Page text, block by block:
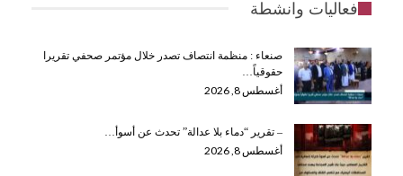
فعاليات وانشطة
صنعاء : منظمة انتصاف تصدر خلال مؤتمر صحفي تقريرا
حقوقياً…
أغسطس 8, 2026
– تقرير “دماء بلا عدالة” تحدث عن أسوأ…
أغسطس 8, 2026